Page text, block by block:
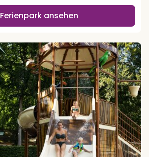
Ferienpark ansehen